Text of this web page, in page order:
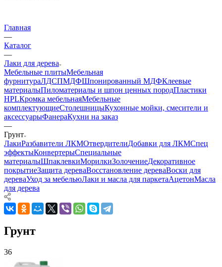
Главная
—
Каталог
—
Лаки для дерева
Мебельные плитыМебельная
фурнитураЛДСПМДФШпонированный МДФКлеевые
материалыПиломатериалы и шпон ценных породПластики
HPLКромка мебельнаяМебельные
комплектующиеСтолешницыКухонные мойки, смесители и
аксессуарыФанераКухни на заказ
—
Грунт
ЛакиРазбавители ЛКМОтвердителиДобавки для ЛКМСпец
эффектыКонвертерыСпециальные
материалыШпаклевкиМорилкиЗолочениеДекоративное
покрытиеЗащита дереваВосстановление дереваВоски для
дереваУход за мебельюЛаки и масла для паркетаАцетонМасла
для дерева
Грунт
36